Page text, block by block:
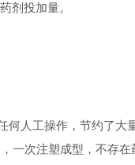
剂投加量。
人工操作，节约了大
次注塑成型，不存在